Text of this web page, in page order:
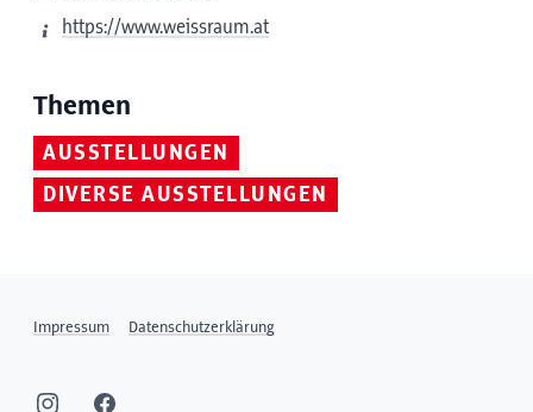
https://www.weissraum.at
Themen
AUSSTELLUNGEN
DIVERSE AUSSTELLUNGEN
Impressum Datenschutzerklärung